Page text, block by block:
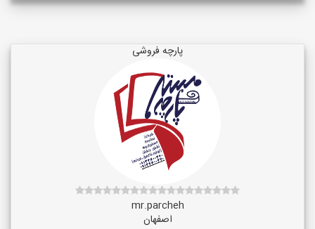
پارچه فروشی
mr.parcheh
اصفهان